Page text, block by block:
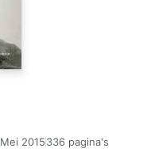
Mei 2015336 pagina's